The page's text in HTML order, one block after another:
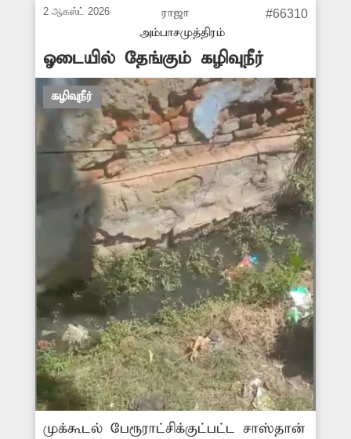
2 ஆகஸ்ட் 2026
ராஜா
அம்பாசமுத்திரம்
#66310
ஓடையில் தேங்கும் கழிவுநீர்
கழிவுநீர்
முக்கூடல் பேரூராட்சிக்குட்பட்ட சாஸ்தான்